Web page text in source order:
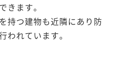
きます。
持つ建物も近隣にあり防
われています。